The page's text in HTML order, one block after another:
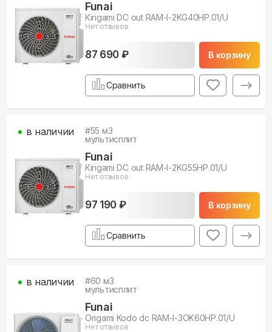
Funai
Кirigami DC out RAM-I-2KG40HP.01/U
Нет отзывов
87 690 ₽ В корзину
Сравнить
#55 м3
мультисплит
Funai
Кirigami DC out RAM-I-2KG55HP.01/U
Нет отзывов
97 190 ₽ В корзину
в наличии
Сравнить
#60 м3
мультисплит
Funai
Origami Kodo dc RAM-I-3OK60HP.01/U
Нет отзывов
в наличии